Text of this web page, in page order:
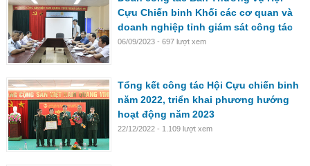
Cựu Chiến binh Khối các cơ quan và
doanh nghiệp tỉnh giám sát công tác
Hội cựu chiến binh Bệnh viện
06/09/2023 - 697 lượt xem
Tổng kết công tác Hội Cựu chiến binh
năm 2022, triển khai phương hướng
hoạt động năm 2023
22/12/2022 - 1.109 lượt xem